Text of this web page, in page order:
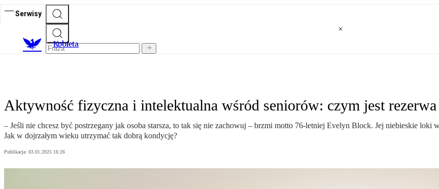
Serwisy
Kobieta
Aktywność fizyczna i intelektualna wśród seniorów: czym jest rezerwa
– Jeśli nie chcesz być postrzegany jak osoba starsza, to tak się nie zachowuj – brzmi motto 76-letniej Evelyn Block. Jej niebieskie
Jak w dojrzałym wieku utrzymać tak dobrą kondycję?
Publikacja: 03.01.2025 16:26